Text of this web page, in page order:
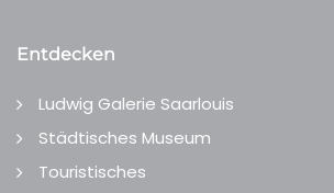
Entdecken
Ludwig Galerie Saarlouis
Städtisches Museum
Touristisches